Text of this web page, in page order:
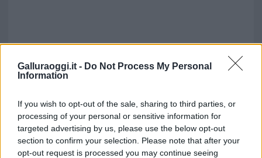
Galluraoggi.it - Do Not Process My Personal
Information
If you wish to opt-out of the sale, sharing to third parties, or
processing of your personal or sensitive information for
targeted advertising by us, please use the below opt-out
section to confirm your selection. Please note that after your
opt-out request is processed you may continue seeing